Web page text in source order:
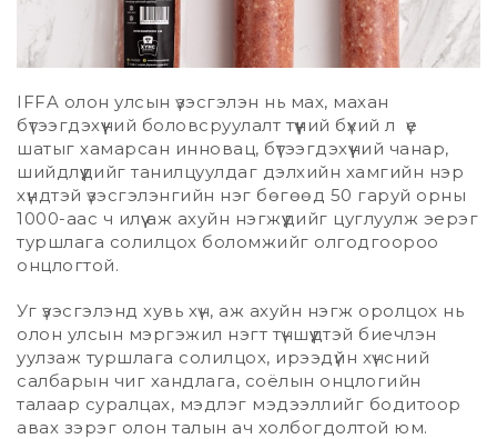
IFFA олон улсын үзэсгэлэн нь мах, махан
бүтээгдэхүүний боловсруулалт түүний бүхий л үе
шатыг хамарсан инновац, бүтээгдэхүүний чанар,
шийдлүүдийг танилцуулдаг дэлхийн хамгийн нэр
хүндтэй үзэсгэлэнгийн нэг бөгөөд 50 гаруй орны
1000-аас ч илүү аж ахуйн нэгжүүдийг цуглуулж эерэг
туршлага солилцох боломжийг олгодгоороо
онцлогтой.
Уг үзэсгэлэнд хувь хүн, аж ахуйн нэгж оролцох нь
олон улсын мэргэжил нэгт түншүүдтэй биечлэн
уулзаж туршлага солилцох, ирээдүйн хүнсний
салбарын чиг хандлага, соёлын онцлогийн
талаар суралцах, мэдлэг мэдээллийг бодитоор
авах зэрэг олон талын ач холбогдолтой юм.